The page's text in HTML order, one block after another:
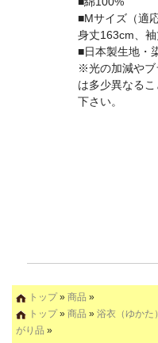
■Mサイズ（適
身丈163cm、
■日本製生地・
※光の加減やブ
は多少異なる
下さい。
トップ» 商品 »
トップ» 商品 » 浴衣（ゆかた
がり品 »